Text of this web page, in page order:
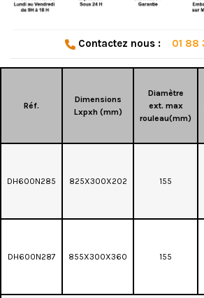
Contactez nous : 01 88
Réf.
Dimensions
Lxpxh (mm)
Diamètre
ext. max
rouleau(mm)
DH600N285 825X300X202 155
DH600N287 855X300X360 155